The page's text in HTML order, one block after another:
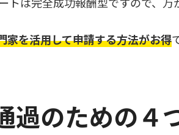
家を活用して申請する方法がお得
過のための４